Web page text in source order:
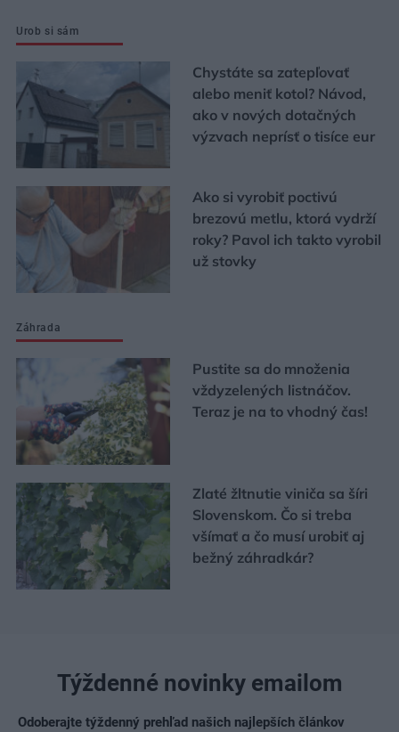
Urob si sám
Chystáte sa zatepľovať
alebo meniť kotol? Návod,
ako v nových dotačných
výzvach neprísť o tisíce eur
Ako si vyrobiť poctivú
brezovú metlu, ktorá vydrží
roky? Pavol ich takto vyrobil
už stovky
Záhrada
Pustite sa do množenia
vždyzelených listnáčov.
Teraz je na to vhodný čas!
Zlaté žltnutie viniča sa šíri
Slovenskom. Čo si treba
všímať a čo musí urobiť aj
bežný záhradkár?
Týždenné novinky emailom
Odoberajte týždenný prehľad našich najlepších článkov